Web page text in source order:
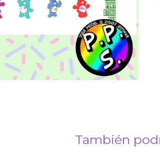
También